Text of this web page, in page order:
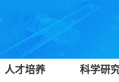
人才培养 科学研